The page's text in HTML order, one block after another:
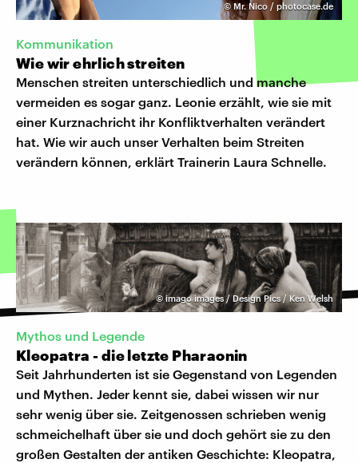
©Mr. Nico / photocase.de
Kommunikation
Wie wir ehrlich streiten
Menschen streiten unterschiedlich und manche
vermeiden es sogar ganz. Leonie erzählt, wie sie mit
einer Kurznachricht ihr Konfliktverhalten verändert
hat. Wie wir auch unser Verhalten beim Streiten
verändern können, erklärt Trainerin Laura Schnelle.
©imago images / Design Pics / Ken Welsh
Mythos und Legende
Kleopatra - die letzte Pharaonin
Seit Jahrhunderten ist sie Gegenstand von Legenden
und Mythen. Jeder kennt sie, dabei wissen wir nur
sehr wenig über sie. Zeitgenossen schrieben wenig
schmeichelhaft über sie und doch gehört sie zu den
großen Gestalten der antiken Geschichte: Kleopatra,